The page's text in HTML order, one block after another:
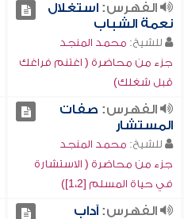
الفهرس:استغلال
نعمة الشباب
للشيخ: محمد المنجد
جزء من محاضرة ( اغتنم فراغك
قبل شغلك)
الفهرس: صفات
المستشار
للشيخ: محمد المنجد
جزء من محاضرة ( الاستشارة
في حياة المسلم [1،2])
الفهرس:آداب